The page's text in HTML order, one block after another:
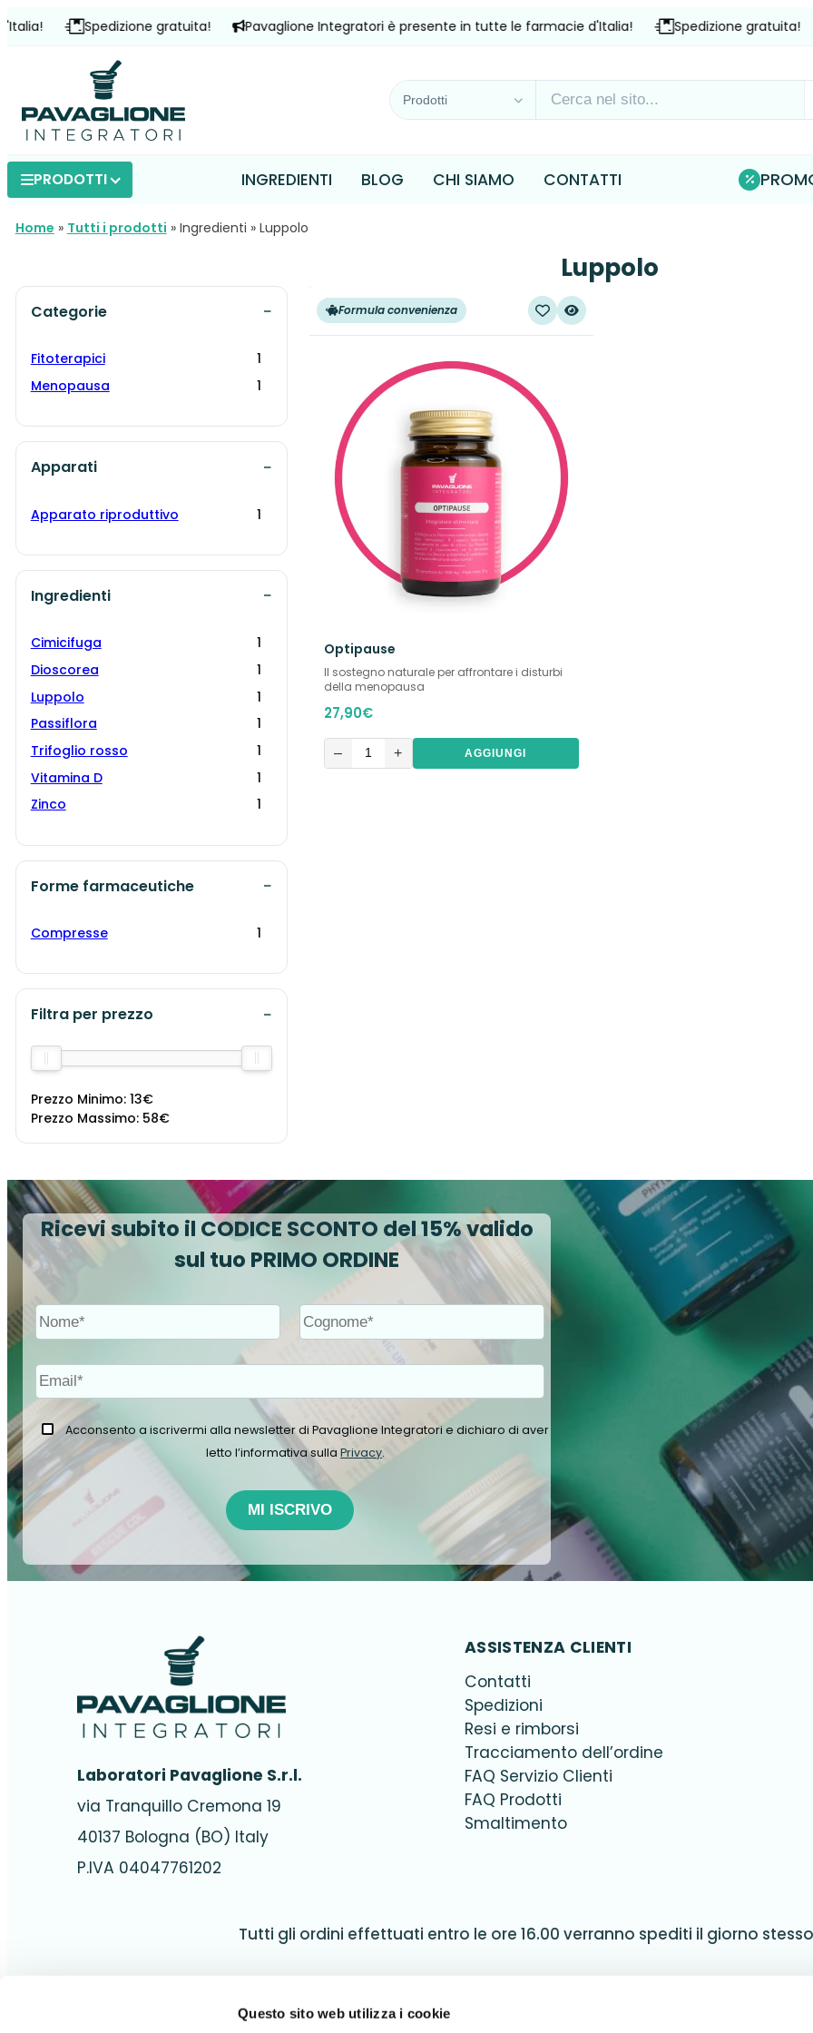
Questo sito web utilizza i cookie
Vai
Spedizione gratuita! Pavaglione Integratori è presente in tutte le farmacie d'Italia! Spedizione gratuita!
PRODOTTI INGREDIENTI BLOG CHI SIAMO CONTATTI
Home » Tutti i prodotti »Ingredienti »Luppolo
Luppolo
Categorie
Fitoterapici
1
Menopausa
1
Apparati
Apparato riproduttivo 1
Ingredienti
Cimicifuga
1
Dioscorea
1
Luppolo
1
Passiflora
1
Trifoglio rosso
1
Vitamina D
1
Zinco
1
Forme farmaceutiche
Compresse 1
Filtra per prezzo
Prezzo Minimo: 13€
Prezzo Massimo: 58€
Formula convenienza
Optipause
Il sostegno naturale per affrontare i disturbi
della menopausa
27,90€
– + AGGIUNGI
Ricevi subito il CODICE SCONTO del 15% valido
sul tuo PRIMO ORDINE
Acconsento a iscrivermi alla newsletter di Pavaglione Integratori e dichiaro di aver
letto l’informativa sullaPrivacy.
Laboratori Pavaglione S.r.l.
via Tranquillo Cremona 19
40137 Bologna (BO) Italy
P.IVA 04047761202
ASSISTENZA CLIENTI
Contatti
Spedizioni
Resi e rimborsi
Tracciamento dell’ordine
FAQ Servizio Clienti
FAQ Prodotti
Smaltimento
Tutti gli ordini effettuati entro le ore 16.00 verranno spediti il giorno